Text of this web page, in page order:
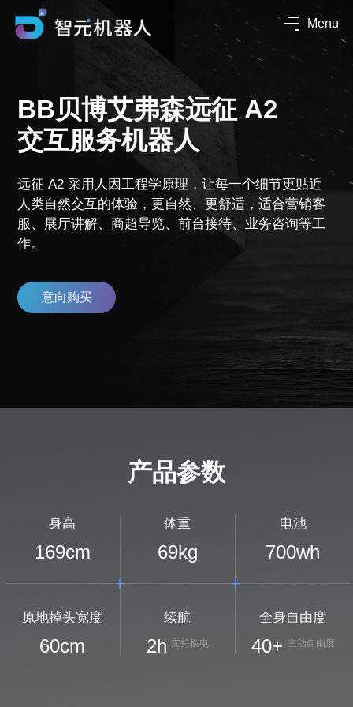
Menu
BB贝博艾弗森远征 A2
交互服务机器人
远征 A2 采用人因工程学原理，让每一个细节更贴近
人类自然交互的体验，更自然、更舒适，适合营销客
服、展厅讲解、商超导览、前台接待、业务咨询等工
作。
意向购买
产品参数
身高
169cm
体重
69kg
电池
700wh
原地掉头宽度
60cm
续航
2h 支持换电
全身自由度
40+ 主动自由度